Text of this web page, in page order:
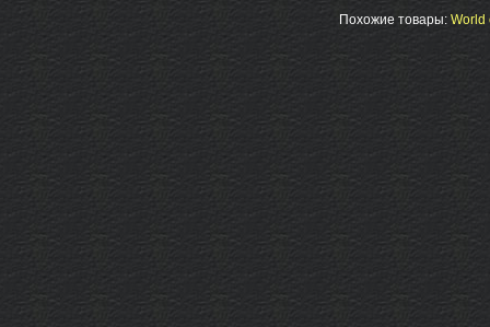
Похожие товары: World